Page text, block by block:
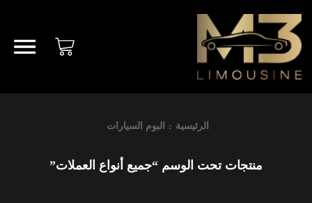
الرئيسية البوم السيارات
منتجات تحت الوسم “جميع أنواع العملات”